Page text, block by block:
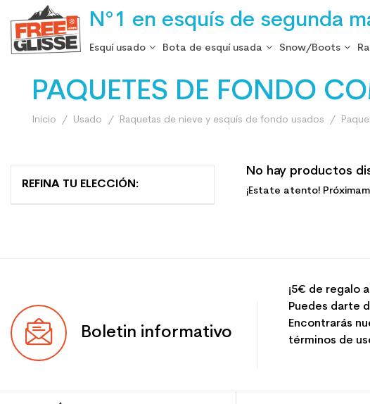
N°1 en esquís de segunda
Esquí usado Bota de esquí usada Snow/Boots
PAQUETES DE FONDO
Inicio Usado Raquetas de nieve y esquís de fondo usados
REFINA TU ELECCIÓN:
No hay productos
¡Estate atento!
Boletin informativo
¡5€ de regalo
Puedes darte
Encontrarás
términos de